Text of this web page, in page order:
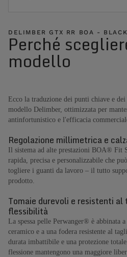
DELIMBER GTX RR BOA - BLACK
Perché
modello
Ecco la traduzione dei punti chiave e
modello Delimber, ottimizzata per
antinfortunistico e l'efficacia
Regolazione millimetrica e
Il sistema ad alte prestazioni BOA® Fit
rapida, precisa e personalizzabile che
togliere i guanti da lavoro – il tutto
prodotto.
Tomaie durevoli e resistenti al
flessibilità
La spessa pelle Perwanger® è abbinata
ceramico e a una fodera resistente al
durata imbattibile e una protezione
flessione mantengono una maggiore